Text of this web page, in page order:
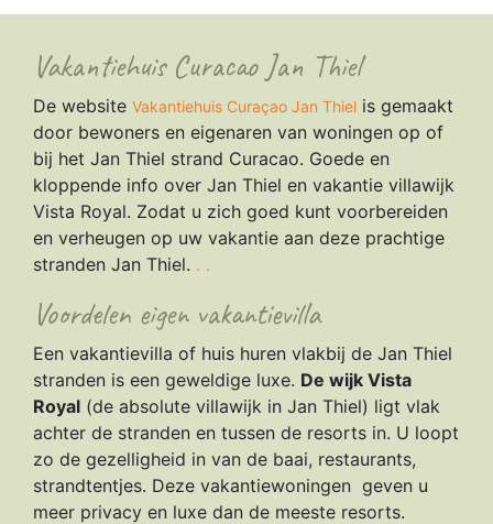
Vakantiehuis Curacao Jan Thiel
De website Vakantiehuis Curaçao Jan Thiel is gemaakt
door bewoners en eigenaren van woningen op of
bij het Jan Thiel strand Curacao. Goede en
kloppende info over Jan Thiel en vakantie villawijk
Vista Royal. Zodat u zich goed kunt voorbereiden
en verheugen op uw vakantie aan deze prachtige
stranden Jan Thiel. . .
Voordelen eigen vakantievilla
Een vakantievilla of huis huren vlakbij de Jan Thiel
stranden is een geweldige luxe. De wijk Vista
Royal (de absolute villawijk in Jan Thiel) ligt vlak
achter de stranden en tussen de resorts in. U loopt
zo de gezelligheid in van de baai, restaurants,
strandtentjes. Deze vakantiewoningen geven u
meer privacy en luxe dan de meeste resorts.